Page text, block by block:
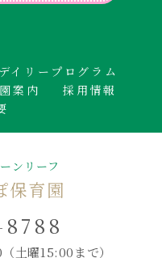
デイリープログラム
案内
採用情報
ンリーフ
保育園
（土曜15:00まで）